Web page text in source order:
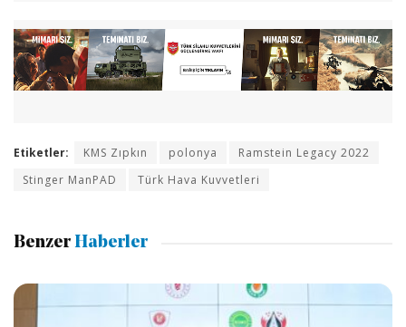
Etiketler: KMS Zıpkın polonya
Ramstein Legacy 2022
Stinger ManPAD
Türk Hava Kuvvetleri
Benzer Haberler